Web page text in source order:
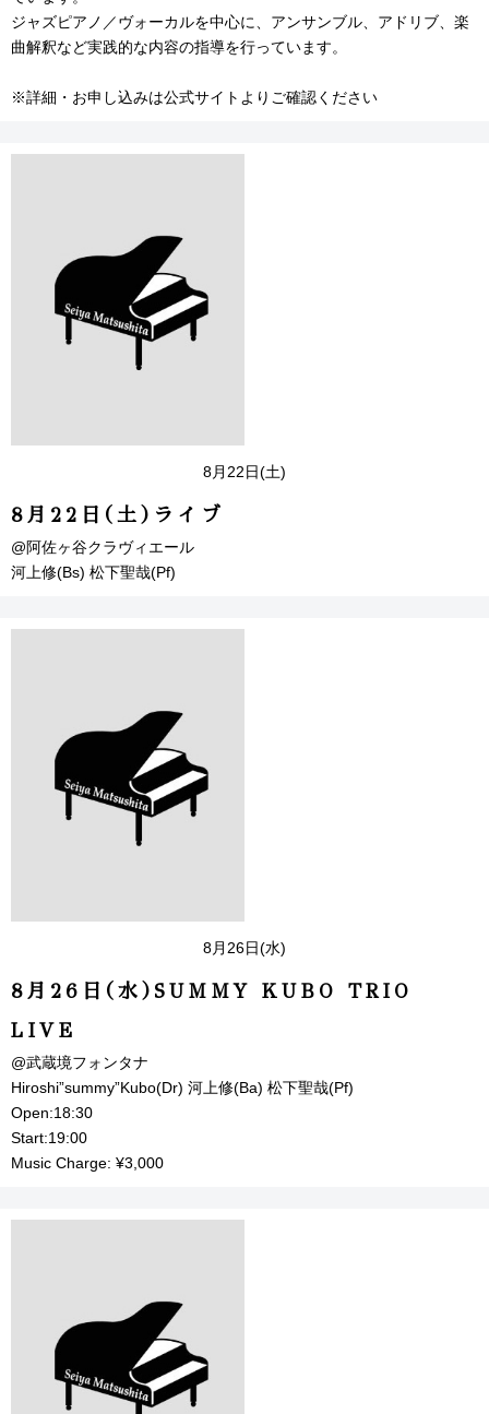
ジャズピアノ／ヴォーカルを中心に、アンサンブル、アドリブ、楽
曲解釈など実践的な内容の指導を行っています。
※詳細・お申し込みは公式サイトよりご確認ください
8月22日(土)
8月22日(土)ライブ
@阿佐ヶ谷クラヴィエール
河上修(Bs) 松下聖哉(Pf)
8月26日(水)
8月26日(水)SUMMY KUBO TRIO
LIVE
@武蔵境フォンタナ
Hiroshi”summy”Kubo(Dr) 河上修(Ba) 松下聖哉(Pf)
Open:18:30
Start:19:00
Music Charge: ¥3,000